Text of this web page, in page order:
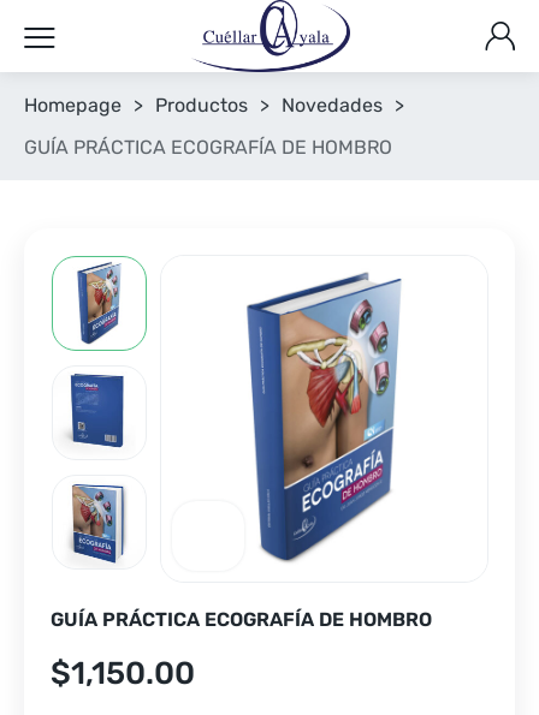
Homepage > Productos > Novedades >
GUÍA PRÁCTICA ECOGRAFÍA DE HOMBRO
GUÍA PRÁCTICA ECOGRAFÍA DE HOMBRO
$1,150.00